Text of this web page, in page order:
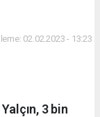
02.02.2023 - 13:23
3 bin